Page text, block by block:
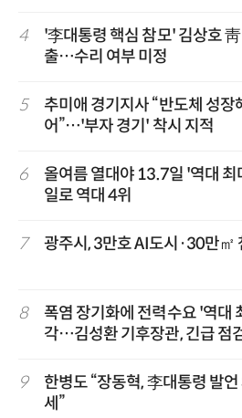
4
'李대통령 핵심 참모' 김상호 靑
출…수리 여부 미정
5
추미애 경기지사 “반도체 성장
어”…'부자 경기' 착시 지적
6
올여름 열대야 13.7일 '역대
일로 역대 4위
7 광주시, 3만호 AI도시·30만㎡
8
폭염 장기화에 전력수요 '역대
각…김성환 기후장관, 긴급 점
9
한병도 “장동혁, 李대통령 발
세”